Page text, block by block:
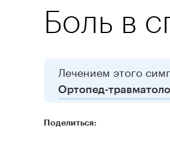
Боль в
Лечением этого
Ортопед-
Поделиться: